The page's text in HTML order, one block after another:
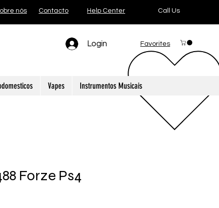
nós Contacto Help Center Call Us
Login Favorites
Vapes Instrumentos Musicais
Forze Ps4